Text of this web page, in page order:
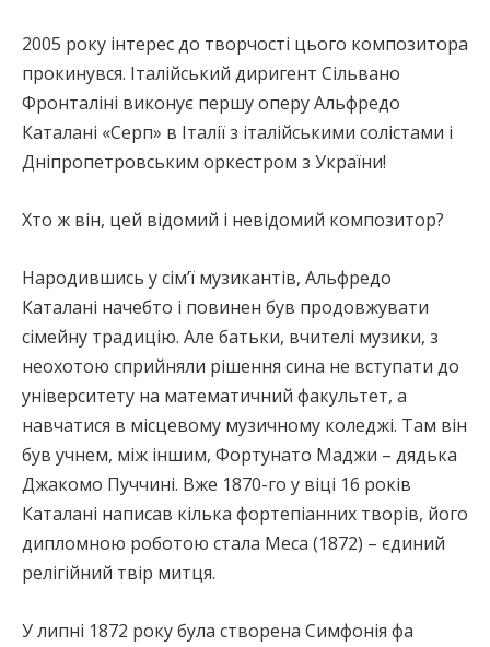
2005 року інтерес до творчості цього композитора
прокинувся. Італійський диригент Сільвано
Фронталіні виконує першу оперу Альфредо
Каталані «Серп» в Італії з італійськими солістами і
Дніпропетровським оркестром з України!
Хто ж він, цей відомий і невідомий композитор?
Народившись у сім’ї музикантів, Альфредо
Каталані начебто і повинен був продовжувати
сімейну традицію. Але батьки, вчителі музики, з
неохотою сприйняли рішення сина не вступати до
університету на математичний факультет, а
навчатися в місцевому музичному коледжі. Там він
був учнем, між іншим, Фортунато Маджи – дядька
Джакомо Пуччині. Вже 1870-го у віці 16 років
Каталані написав кілька фортепіанних творів, його
дипломною роботою стала Меса (1872) – єдиний
релігійний твір митця.
У липні 1872 року була створена Симфонія фа